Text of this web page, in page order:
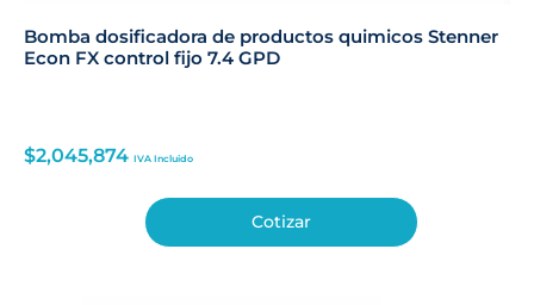
Bomba dosificadora de productos quimicos Stenner
Econ FX control fijo 7.4 GPD
$2,045,874 IVA Incluido
Cotizar